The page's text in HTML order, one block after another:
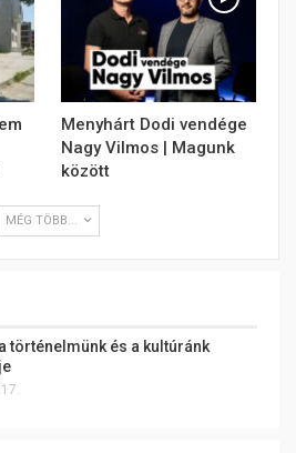
Menyhárt Dodi vendége
Nagy Vilmos | Magunk
között
MÉG TÖBB...
történelmünk és a kultúránk